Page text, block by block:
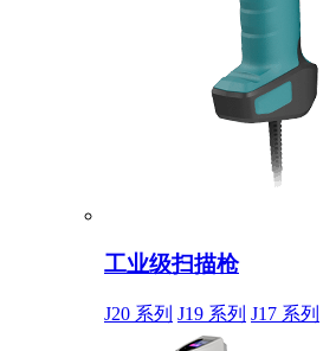
工业级扫描枪
J20 系列 J19 系列 J17 系列